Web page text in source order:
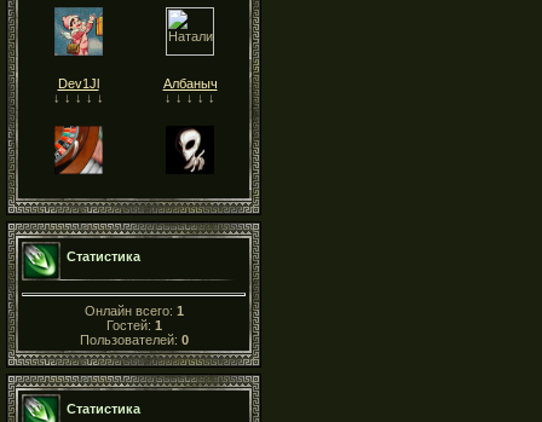
Dev1Jl
↓ ↓ ↓ ↓ ↓
Албаныч
↓ ↓ ↓ ↓ ↓
Статистика
Онлайн всего: 1
Гостей: 1
Пользователей: 0
Статистика